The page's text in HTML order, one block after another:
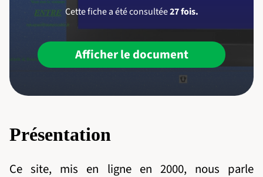
Cette fiche a été consultée27 fois.
Afficher le document
Présentation
Ce site, mis en ligne en 2000, nous parle